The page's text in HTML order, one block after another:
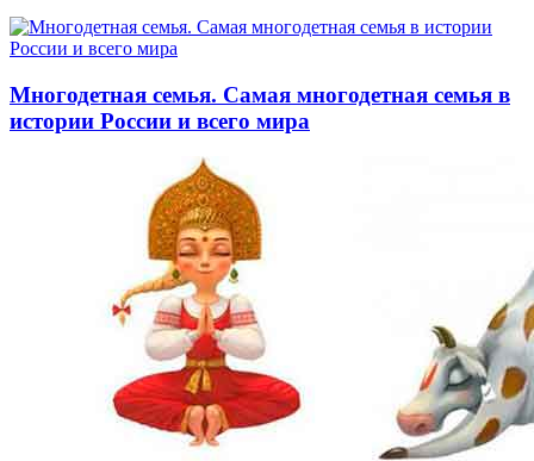
Многодетная семья. Самая многодетная семья в
истории России и всего мира